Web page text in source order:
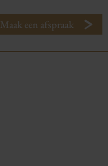
Maak een afspraak